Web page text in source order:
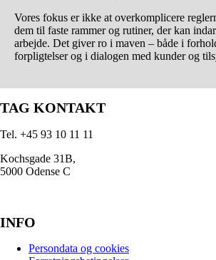
Vores fokus er ikke at overkomplicere
dem til faste rammer og rutiner, der kan
arbejde. Det giver ro i maven – både i
forpligtelser og i dialogen med kunder og
TAG KONTAKT
Tel. +45 93 10 11 11
Kochsgade 31B,
5000 Odense C
INFO
Persondata og cookies